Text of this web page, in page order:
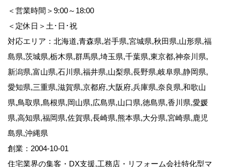
＜営業時間＞9:00～18:00
＜定休日＞土･日･祝
対応エリア：北海道,青森県,岩手県,宮城県,秋田県,山形県,福
島県,茨城県,栃木県,群馬県,埼玉県,千葉県,東京都,神奈川県,
新潟県,富山県,石川県,福井県,山梨県,長野県,岐阜県,静岡県,
愛知県,三重県,滋賀県,京都府,大阪府,兵庫県,奈良県,和歌山
県,鳥取県,島根県,岡山県,広島県,山口県,徳島県,香川県,愛媛
県,高知県,福岡県,佐賀県,長崎県,熊本県,大分県,宮崎県,鹿児
島県,沖縄県
創業：2004-10-01
住宅業界の集客・DX支援,工務店・リフォーム会社特化型マ